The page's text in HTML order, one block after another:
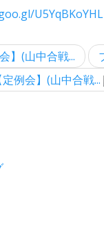
】(山中合戦...
定例会】(山中合戦...